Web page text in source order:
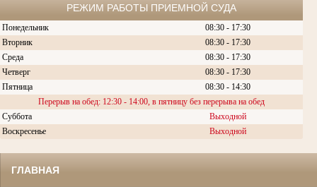
РЕЖИМ РАБОТЫ ПРИЕМНОЙ СУДА
Понедельник
08:30 - 17:30
Вторник
08:30 - 17:30
Среда
08:30 - 17:30
Четверг
08:30 - 17:30
Пятница
08:30 - 14:30
Перерыв на обед: 12:30 - 14:00, в пятницу без перерыва на обед
Суббота
Выходной
Воскресенье
Выходной
ГЛАВНАЯ